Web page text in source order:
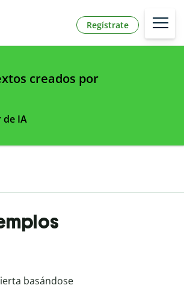
Regístrate
creados por
de IA
basándose